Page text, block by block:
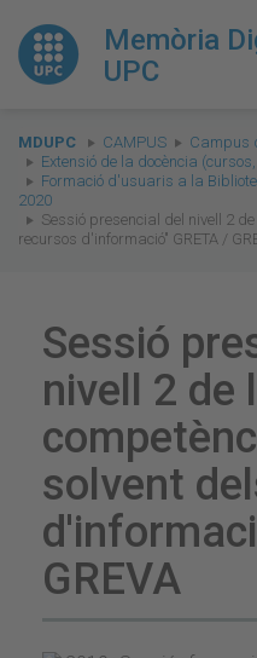
Memòria
UPC
You
are
here:
MDUPC CAMPUS
Campus
Extensió de la docència
Formació d'usuaris a la
2020
Sessió presencial del nivell 2
recursos d'informació" GRETA /
Sessió
nivell 2 de
solvent
GREVA